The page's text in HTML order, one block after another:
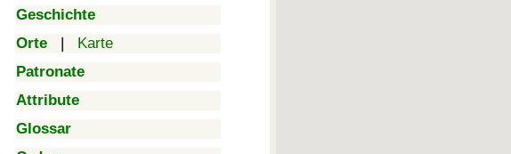
Geschichte
Orte | Karte
Patronate
Attribute
Glossar